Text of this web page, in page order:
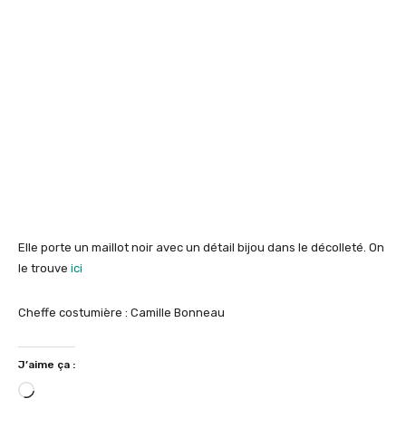
Elle porte un maillot noir avec un détail bijou dans le décolleté. On
le trouve ici
Cheffe costumière : Camille Bonneau
J’aime ça :
C